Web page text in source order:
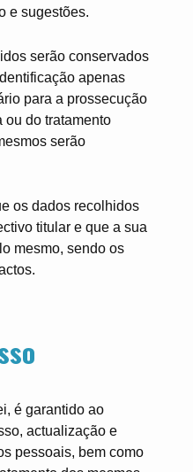
e sugestões.
serão conservados
apenas
para a prossecução
ou do tratamento
serão
os dados recolhidos
titular e que a sua
mesmo, sendo os
é garantido ao
actualização e
pessoais, bem como